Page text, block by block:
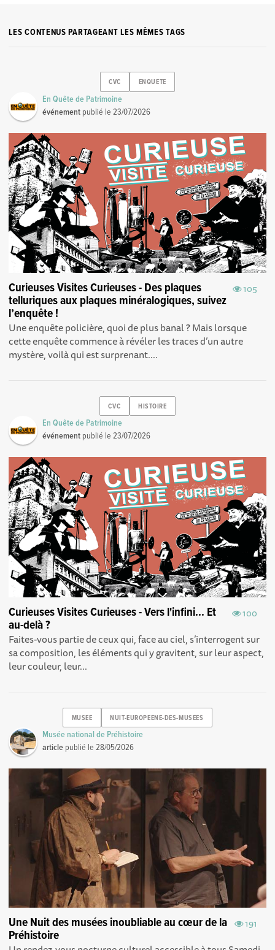
LES CONTENUS PARTAGEANT LES MÊMES TAGS
CVC ENQUETE
En Quête de Patrimoine
événement publié le23/07/2026
105
Curieuses Visites Curieuses - Des plaques
telluriques aux plaques minéralogiques, suivez
l’enquête !
Une enquête policière, quoi de plus banal ? Mais lorsque
cette enquête commence à révéler les traces d’un autre
mystère, voilà qui est surprenant....
CVC HISTOIRE
En Quête de Patrimoine
événement publié le23/07/2026
100
Curieuses Visites Curieuses - Vers l'infini... Et
au-delà ?
Faites-vous partie de ceux qui, face au ciel, s’interrogent sur
sa composition, les éléments qui y gravitent, sur leur aspect,
leur couleur, leur...
MUSEE NUIT-EUROPEENE-DES-MUSEES
Musée national de Préhistoire
article publié le28/05/2026
191
Une Nuit des musées inoubliable au cœur de la
Préhistoire